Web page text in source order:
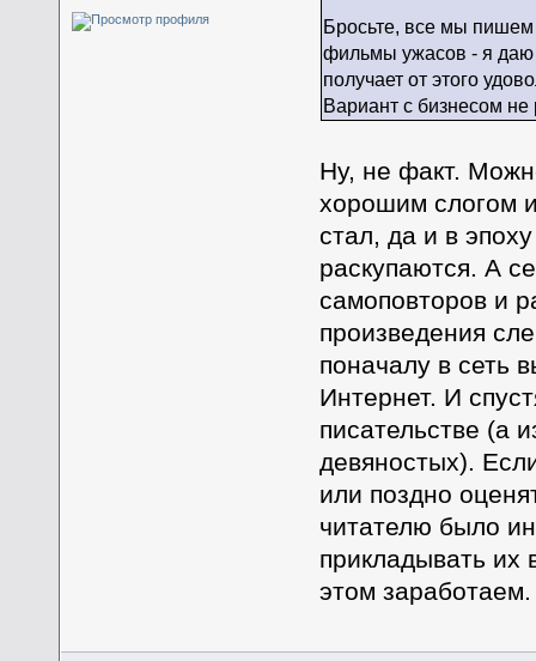
Бросьте, все мы
фильмы ужасов - я даю
получает от этого
Вариант с бизнесом
Ну, не факт.
хорошим слогом
стал, да и в
раскупаются. А
самоповторов и
произведения
поначалу в сеть
Интернет. И
писательстве (а
девяностых).
или поздно
читателю было
прикладывать их
этом